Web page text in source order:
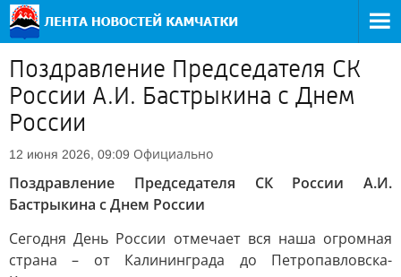
Поздравление Председателя СК
России А.И. Бастрыкина с Днем
России
12 июня 2026, 09:09 Официально
Поздравление Председателя СК России А.И.
Бастрыкина с Днем России
Сегодня День России отмечает вся наша огромная
страна – от Калининграда до Петропавловска-